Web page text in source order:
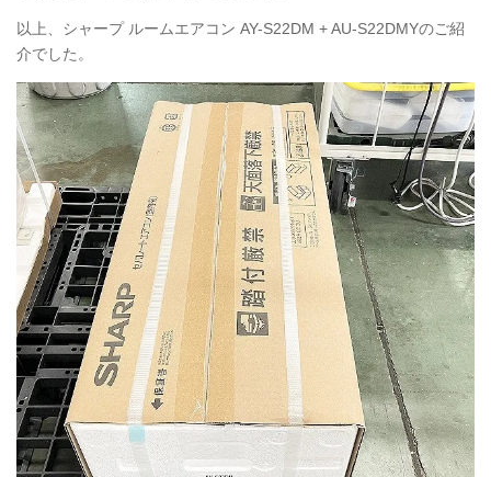
以上、シャープ ルームエアコン AY-S22DM + AU-S22DMYのご紹
介でした。